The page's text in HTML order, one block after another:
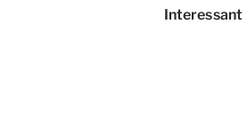
Interessant